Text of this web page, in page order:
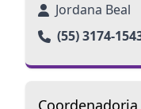
Jordana Beal
(55) 3174-